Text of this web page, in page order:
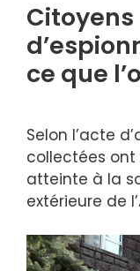
ce que
Selon l’acte
collectées ont
atteinte à la
extérieure de